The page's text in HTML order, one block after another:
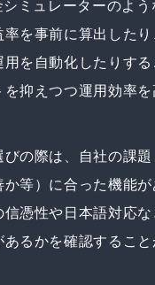
シミュレーターのよう
率を事前に算出した
用を自動化したりす
を抑えつつ運用効率
の際は、自社の課題
か等）に合った機能が
信憑性や日本語対応
あるかを確認するこ